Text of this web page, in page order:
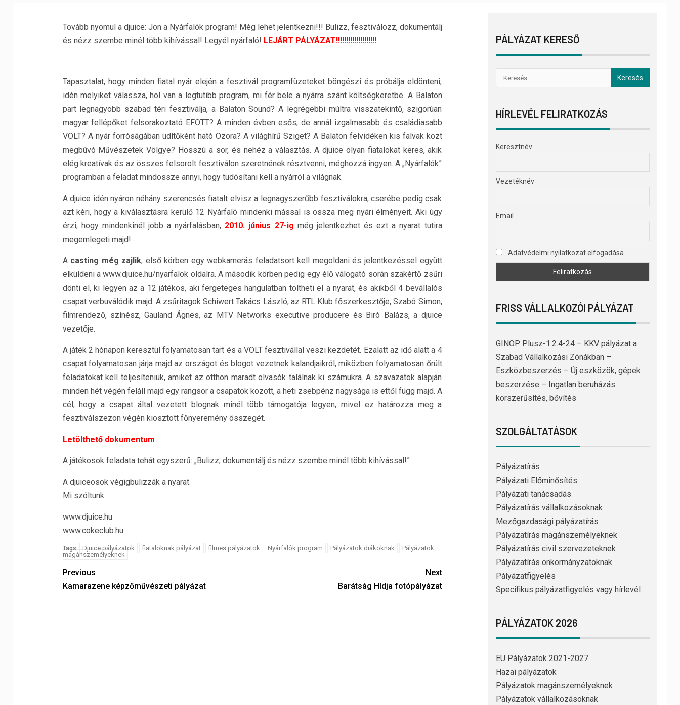
Tovább nyomul a djuice: Jön a Nyárfalók program! Még lehet jelentkezni!!! Bulizz, fesztiválozz, dokumentálj
és nézz szembe minél több kihívással! Legyél nyárfaló! LEJÁRT PÁLYÁZAT!!!!!!!!!!!!!!!!!!!!
Tapasztalat, hogy minden fiatal nyár elején a fesztivál programfüzeteket böngészi és próbálja eldönteni,
idén melyiket válassza, hol van a legtutibb program, mi fér bele a nyárra szánt költségkeretbe. A Balaton
part legnagyobb szabad téri fesztiválja, a Balaton Sound? A legrégebbi múltra visszatekintő, szigorúan
magyar fellépőket felsorakoztató EFOTT? A minden évben esős, de annál izgalmasabb és családiasabb
VOLT? A nyár forróságában üdítőként ható Ozora? A világhírű Sziget? A Balaton felvidéken kis falvak közt
megbúvó Művészetek Völgye? Hosszú a sor, és nehéz a választás. A djuice olyan fiatalokat keres, akik
elég kreatívak és az összes felsorolt fesztiválon szeretnének résztvenni, méghozzá ingyen. A „Nyárfalók”
programban a feladat mindössze annyi, hogy tudósítani kell a nyárról a világnak.
A djuice idén nyáron néhány szerencsés fiatalt elvisz a legnagyszerűbb fesztiválokra, cserébe pedig csak
azt kéri, hogy a kiválasztásra kerülő 12 Nyárfaló mindenki mással is ossza meg nyári élményeit. Aki úgy
érzi, hogy mindenkinél jobb a nyárfalásban, 2010. június 27-ig még jelentkezhet és ezt a nyarat tutira
megemlegeti majd!
A casting még zajlik, első körben egy webkamerás feladatsort kell megoldani és jelentkezéssel együtt
elküldeni a www.djuice.hu/nyarfalok oldalra. A második körben pedig egy élő válogató során szakértő zsűri
dönti el, ki legyen az a 12 játékos, aki fergeteges hangulatban töltheti el a nyarat, és akikből 4 bevállalós
csapat verbuválódik majd. A zsűritagok Schiwert Takács László, az RTL Klub főszerkesztője, Szabó Simon,
filmrendező, színész, Gauland Ágnes, az MTV Networks executive producere és Biró Balázs, a djuice
vezetője.
A játék 2 hónapon keresztül folyamatosan tart és a VOLT fesztivállal veszi kezdetét. Ezalatt az idő alatt a 4
csapat folyamatosan járja majd az országot és blogot vezetnek kalandjaikról, miközben folyamatosan őrült
feladatokat kell teljesíteniük, amiket az otthon maradt olvasók találnak ki számukra. A szavazatok alapján
minden hét végén feláll majd egy rangsor a csapatok között, a heti zsebpénz nagysága is ettől függ majd. A
cél, hogy a csapat által vezetett blognak minél több támogatója legyen, mivel ez határozza meg a
fesztiválszezon végén kiosztott főnyeremény összegét.
Letölthető dokumentum
A játékosok feladata tehát egyszerű: „Bulizz, dokumentálj és nézz szembe minél több kihívással!”
A djuiceosok végigbulizzák a nyarat.
Mi szóltunk.
www.djuice.hu
www.cokeclub.hu
Tags: Djuice pályázatok fiataloknak pályázat filmes pályázatok Nyárfalók program Pályázatok diákoknak
Pályázatok
magánszemélyeknek
Previous
Kamarazene képzőművészeti pályázat
Next
Barátság Hídja fotópályázat
PÁLYÁZAT KERESŐ
HÍRLEVÉL FELIRATKOZÁS
Keresztnév
Vezetéknév
Email
Adatvédelmi nyilatkozat elfogadása
FRISS VÁLLALKOZÓI PÁLYÁZAT
GINOP Plusz-1.2.4-24 – KKV pályázat a
Szabad Vállalkozási Zónákban –
Eszközbeszerzés – Új eszközök, gépek
beszerzése – Ingatlan beruházás:
korszerűsítés, bővítés
SZOLGÁLTATÁSOK
Pályázatírás
Pályázati Előminősítés
Pályázati tanácsadás
Pályázatírás vállalkozásoknak
Mezőgazdasági pályázatírás
Pályázatírás magánszemélyeknek
Pályázatírás civil szervezeteknek
Pályázatírás önkormányzatoknak
Pályázatfigyelés
Specifikus pályázatfigyelés vagy hírlevél
PÁLYÁZATOK 2026
EU Pályázatok 2021-2027
Hazai pályázatok
Pályázatok magánszemélyeknek
Pályázatok vállalkozásoknak